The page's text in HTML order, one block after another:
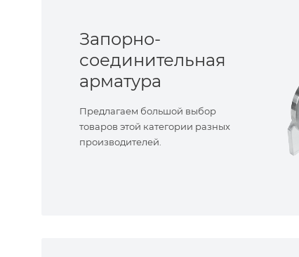
Запорно-
соединительная
арматура
Предлагаем большой выбор
товаров этой категории разных
производителей.